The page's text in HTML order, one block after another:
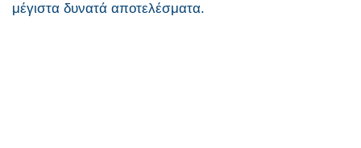
μέγιστα δυνατά αποτελέσματα.